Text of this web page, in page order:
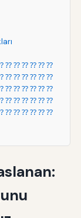
⁇ ⁇ ⁇ ⁇ ⁇ ⁇
⁇ ⁇ ⁇ ⁇ ⁇ ⁇
⁇ ⁇ ⁇ ⁇ ⁇ ⁇
⁇ ⁇ ⁇ ⁇ ⁇ ⁇
⁇ ⁇ ⁇ ⁇ ⁇ ⁇